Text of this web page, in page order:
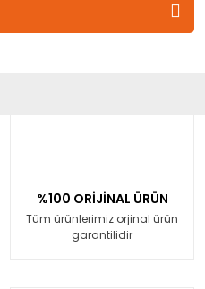
%100 ORİJİNAL ÜRÜN
Tüm ürünlerimiz orjinal ürün
garantilidir